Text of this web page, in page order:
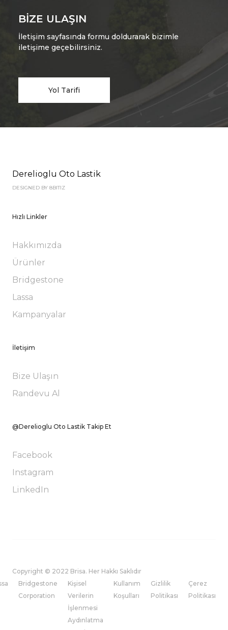
BIZE ULAŞIN
İletişim sayfasında formu doldurarak bizimle
iletişime geçebilirsiniz.
Yol Tarifi
Derelioglu Oto Lastik
DESIGNED BY 8BITIZ
Hızlı Linkler
Hakkımızda
Ürünler
Bridgestone
Lassa
Kampanyalar
İletişim
Bize Ulaşın
Randevu Al
@Derelioglu Oto Lastik Takip Et
Facebook
Instagram
LinkedIn
Copyright © 2022 Brisa. Her Hakkı Saklıdır
Bridgestone
Corporation
Kişisel
Verilerin
İşlenmesi
Aydınlatma
Kullanım
Koşulları
Gizlilik
Politikası
Çerez
Politikası